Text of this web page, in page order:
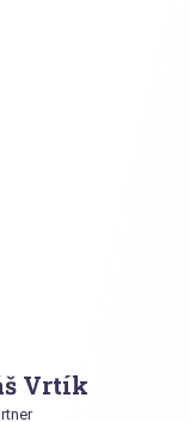
Vrtík